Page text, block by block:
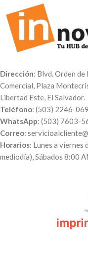
Dirección: Blvd. Orden
Comercial, Plaza
Libertad Este, El Salvador.
Teléfono: (503) 2246-
WhatsApp: (503) 7603-
Correo:
Horarios: Lunes a viernes
mediodía), Sábados 8:00